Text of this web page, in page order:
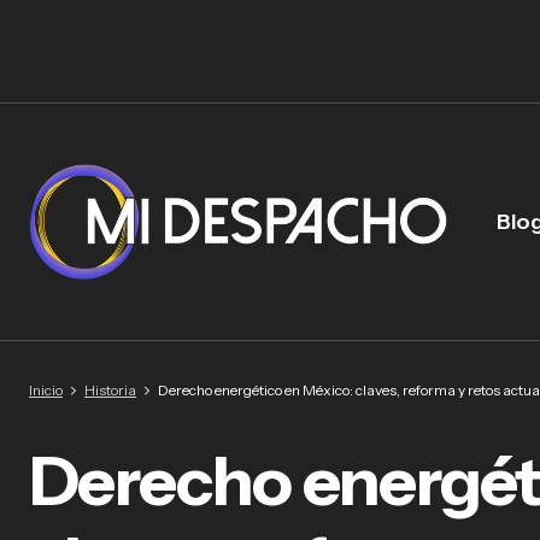
Inicio Historia Derecho energético en México: claves, reforma y retos
Derecho